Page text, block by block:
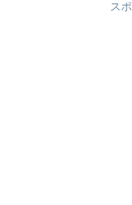
ス